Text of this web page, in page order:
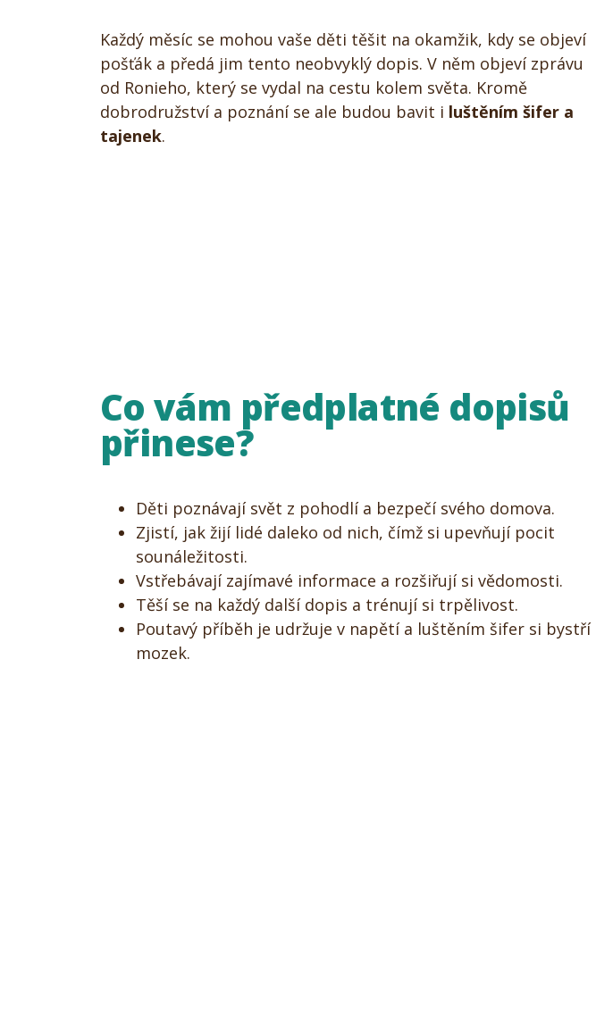
Každý měsíc se mohou vaše děti těšit na okamžik, kdy se objeví
pošťák a předá jim tento neobvyklý dopis. V něm objeví zprávu
od Ronieho, který se vydal na cestu kolem světa. Kromě
dobrodružství a poznání se ale budou bavit i luštěním šifer a
tajenek.
Co vám předplatné dopisů
přinese?
Děti poznávají svět z pohodlí a bezpečí svého domova.
Zjistí, jak žijí lidé daleko od nich, čímž si upevňují pocit
sounáležitosti.
Vstřebávají zajímavé informace a rozšiřují si vědomosti.
Těší se na každý další dopis a trénují si trpělivost.
Poutavý příběh je udržuje v napětí a luštěním šifer si bystří
mozek.